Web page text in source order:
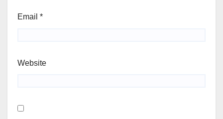
Email *
Website